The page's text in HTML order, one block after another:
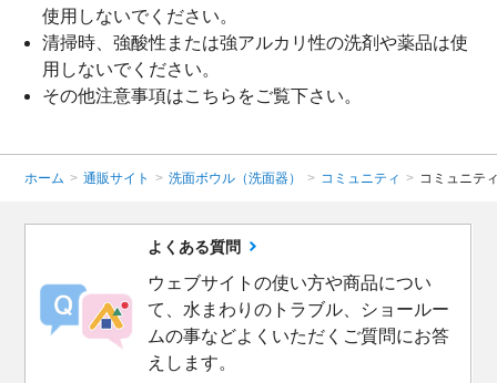
使用しないでください。
清掃時、強酸性または強アルカリ性の洗剤や薬品は使
用しないでください。
その他注意事項はこちら をご覧下さい。
ホーム > 通販サイト > 洗面ボウル（洗面器） > コミュニティ > コミュニテ
よくある質問
ウェブサイトの使い方や商品につい
て、水まわりのトラブル、ショールー
ムの事などよくいただくご質問にお答
えします。